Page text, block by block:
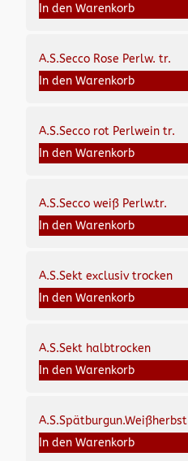
In den Warenkorb
A.S.Secco Rose Perlw. tr.
In den Warenkorb
A.S.Secco rot Perlwein tr.
In den Warenkorb
A.S.Secco weiß Perlw.tr.
In den Warenkorb
A.S.Sekt exclusiv trocken
In den Warenkorb
A.S.Sekt halbtrocken
In den Warenkorb
A.S.Spätburgun.Weißherbst
In den Warenkorb